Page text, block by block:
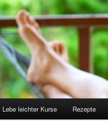
Lebe leichter Kurse Rezepte